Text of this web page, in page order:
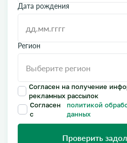
Дата рождения
Регион
Согласен на получение
рекламных рассылок
Согласен
с
политикой
данных
Проверить